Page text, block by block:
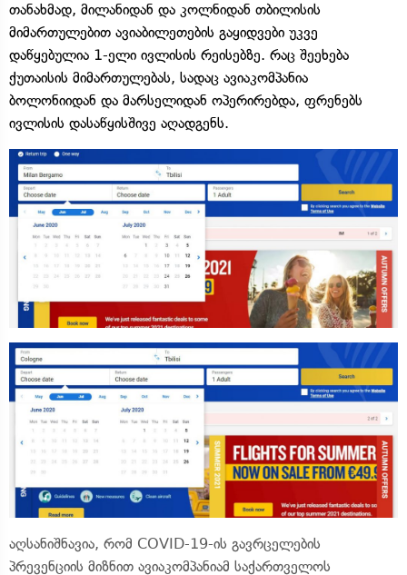
თანახმად, მილანიდან და კოლნიდან თბილისის
მიმართულებით ავიაბილეთების გაყიდვები უკვე
დაწყებულია 1-ელი ივლისის რეისებზე. რაც შეეხება
ქუთაისის მიმართულებას, სადაც ავიაკომპანია
ბოლონიიდან და მარსელიდან ოპერირებდა, ფრენებს
ივლისის დასაწყისშივე აღადგენს.
აღსანიშნავია, რომ COVID-19-ის გავრცელების
პრევენციის მიზნით ავიაკომპანიამ საქართველოს